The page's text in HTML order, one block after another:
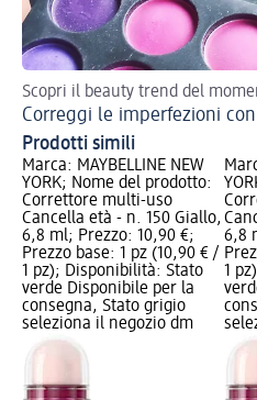
Scopri il beauty trend del
Correggi le imperfezioni
Prodotti simili
Marca: MAYBELLINE NEW
YORK; Nome del prodotto:
Correttore multi-uso
Cancella età - n. 150 Giallo,
6,8 ml; Prezzo: 10,90 €;
Prezzo base: 1 pz (10,90 € /
1 pz); Disponibilità: Stato
verde Disponibile per la
consegna, Stato grigio
seleziona il negozio dm
6,8
1